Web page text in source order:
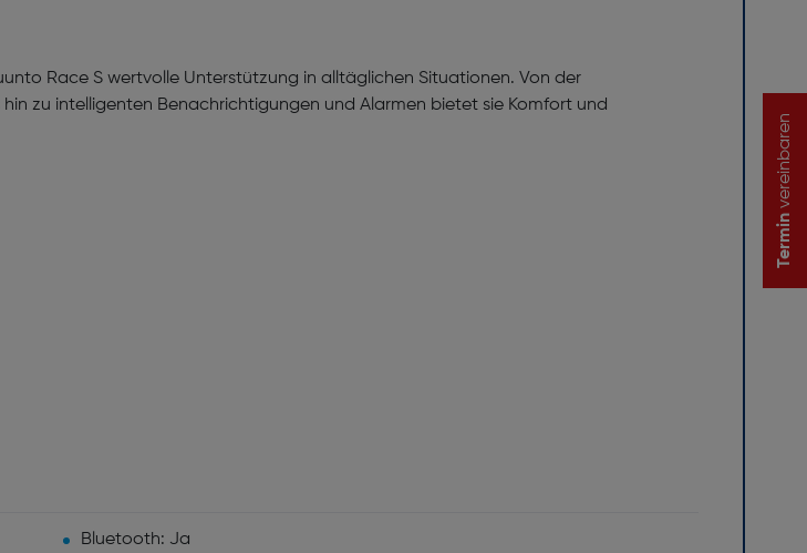
Race S wertvolle Unterstützung in alltäglichen Situationen. Von der
zu intelligenten Benachrichtigungen und Alarmen bietet sie Komfort und
Bluetooth: Ja
Termin
vereinbaren